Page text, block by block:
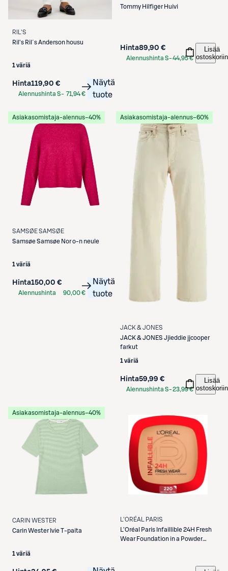
RIL'S
Ril's Ril´s Anderson housu
1 väriä
Hinta119,90 €
Alennushinta S- 71,94 €
Näytä
tuote
Tommy Hilfiger Huivi
Hinta89,90 €
Alennushinta S-44,95 €
Lisää
ostoskoriin
Asiakasomistaja-alennus−40%
SAMSØE SAMSØE
Samsøe Samsøe Nor o-n neule
1 väriä
Hinta150,00 €
Alennushinta
90,00 €
Näytä
tuote
Asiakasomistaja-alennus−60%
JACK & JONES
JACK & JONES Jjieddie jjcooper
farkut
1 väriä
Hinta59,99 €
Alennushinta S-23,99 €
Lisää
ostoskoriin
Asiakasomistaja-alennus−40%
CARIN WESTER
Carin Wester Ivie T-paita
1 väriä
L'ORÉAL PARIS
L'Oréal Paris Infaillible 24H Fresh
Wear Foundation in a Powder